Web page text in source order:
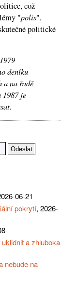
což
"polis",
politické
deníku
a na řadě
1987 je
06-21
pokrytí, 2026-
a zhluboka
nebude na